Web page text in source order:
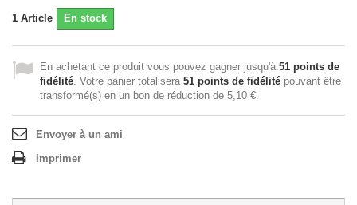
1 Article En stock
En achetant ce produit vous pouvez gagner jusqu'à 51 points de
fidélité. Votre panier totalisera 51 points de fidélité pouvant être
transformé(s) en un bon de réduction de 5,10 €.
Envoyer à un ami
Imprimer